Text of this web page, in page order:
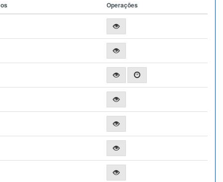
Operações